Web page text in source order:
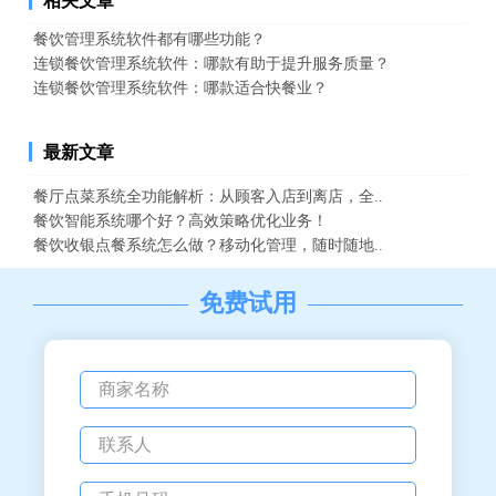
餐饮管理系统软件都有哪些功能？
连锁餐饮管理系统软件：哪款有助于提升服务质量？
连锁餐饮管理系统软件：哪款适合快餐业？
最新文章
餐厅点菜系统全功能解析：从顾客入店到离店，全..
餐饮智能系统哪个好？高效策略优化业务！
餐饮收银点餐系统怎么做？移动化管理，随时随地..
免费试用